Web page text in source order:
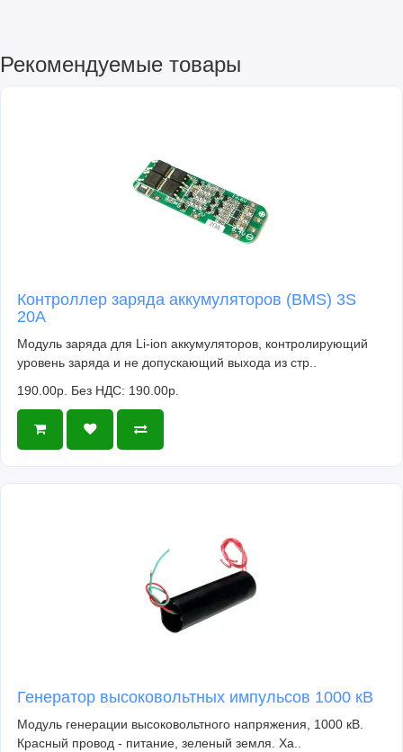
Рекомендуемые товары
Контроллер заряда аккумуляторов (BMS) 3S
20A
Модуль заряда для Li-ion аккумуляторов, контролирующий
уровень заряда и не допускающий выхода из стр..
190.00р. Без НДС: 190.00р.
Генератор высоковольтных импульсов 1000 кВ
Модуль генерации высоковольтного напряжения, 1000 кВ.
Красный провод - питание, зеленый земля. Ха..